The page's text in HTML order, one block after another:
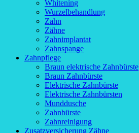
Whitening
Wurzelbehandlung
Zahn
Zähne
Zahnimplantat
Zahnspange
Zahnpflege
Braun elektrische Zahnbürste
Braun Zahnbürste
Elektrische Zahnbürste
Elektrische Zahnbürsten
Munddusche
Zahnbürste
Zahnreinigung
Zusatzversicherung Zähne